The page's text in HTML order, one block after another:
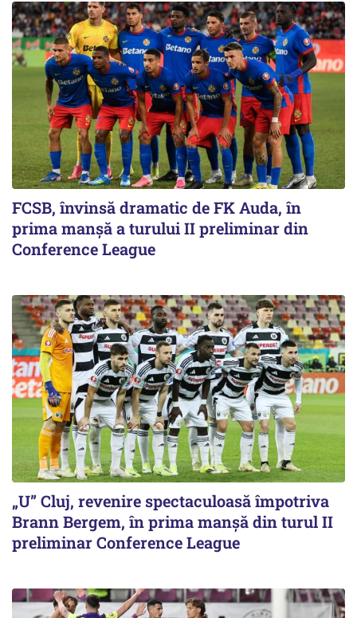
FCSB, învinsă dramatic de FK Auda, în
prima manșă a turului II preliminar din
Conference League
„U” Cluj, revenire spectaculoasă împotriva
Brann Bergem, în prima manșă din turul II
preliminar Conference League